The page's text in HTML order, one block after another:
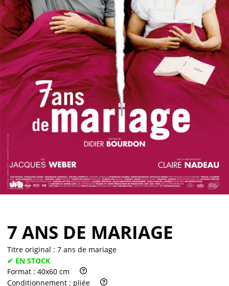
Vendre
7 ANS DE MARIAGE
Titre original : 7 ans de mariage
✔ EN STOCK
Format : 40x60 cm
Conditionnement : pliée